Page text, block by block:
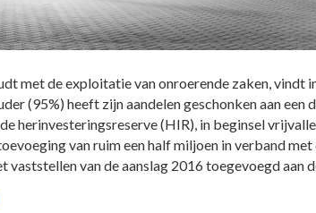
met de exploitatie van onroerende zaken, vindt
(95%) heeft zijn aandelen geschonken aan een
herinvesteringsreserve (HIR), in beginsel
van ruim een half miljoen in verband
van de aanslag 2016 toegevoegd aan